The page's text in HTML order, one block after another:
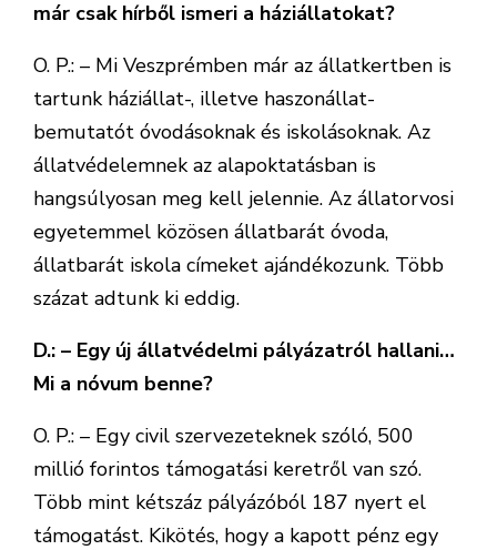
már csak hírből ismeri a háziállatokat?
O. P.: – Mi Veszprémben már az állatkertben is
tartunk háziállat-, illetve haszonállat-
bemutatót óvodásoknak és iskolásoknak. Az
állatvédelemnek az alapoktatásban is
hangsúlyosan meg kell jelennie. Az állatorvosi
egyetemmel közösen állatbarát óvoda,
állatbarát iskola címeket ajándékozunk. Több
százat adtunk ki eddig.
D.: – Egy új állatvédelmi pályázatról hallani…
Mi a nóvum benne?
O. P.: – Egy civil szervezeteknek szóló, 500
millió forintos támogatási keretről van szó.
Több mint kétszáz pályázóból 187 nyert el
támogatást. Kikötés, hogy a kapott pénz egy